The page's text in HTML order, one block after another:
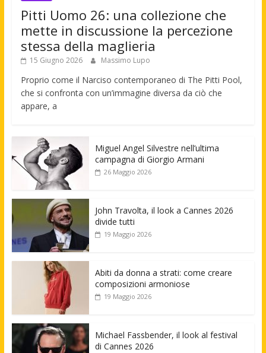
Pitti Uomo 26: una collezione che
mette in discussione la percezione
stessa della maglieria
15 Giugno 2026 Massimo Lupo
Proprio come il Narciso contemporaneo di The Pitti Pool,
che si confronta con un’immagine diversa da ciò che
appare, a
Miguel Angel Silvestre nell’ultima
campagna di Giorgio Armani
26 Maggio 2026
John Travolta, il look a Cannes 2026
divide tutti
19 Maggio 2026
Abiti da donna a strati: come creare
composizioni armoniose
19 Maggio 2026
Michael Fassbender, il look al festival
di Cannes 2026